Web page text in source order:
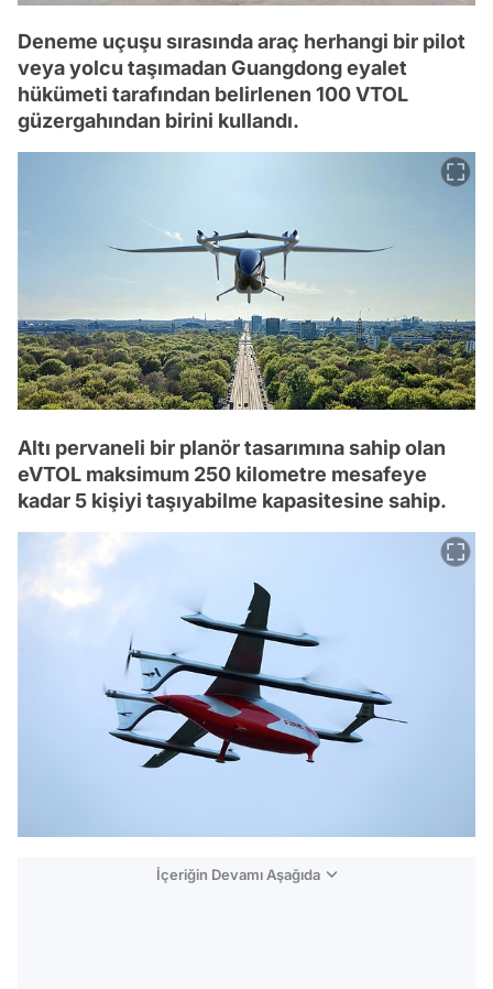
Deneme uçuşu sırasında araç herhangi bir pilot
veya yolcu taşımadan Guangdong eyalet
hükümeti tarafından belirlenen 100 VTOL
güzergahından birini kullandı.
Altı pervaneli bir planör tasarımına sahip olan
eVTOL maksimum 250 kilometre mesafeye
kadar 5 kişiyi taşıyabilme kapasitesine sahip.
İçeriğin Devamı Aşağıda